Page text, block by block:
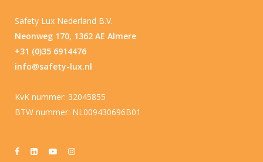
Safety Lux Nederland B.V.
Neonweg 170, 1362 AE Almere
+31 (0)35 6914476
info@safety-lux.nl
KvK nummer: 32045855
BTW nummer: NL009430696B01